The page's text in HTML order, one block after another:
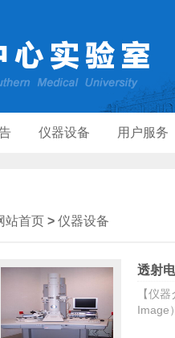
仪器设备 用户服务
站首页 > 仪器设备
透射
【仪
Image